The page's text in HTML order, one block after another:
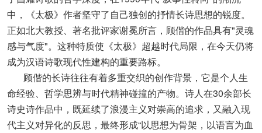
中，《太极》作者坚守了自己独创的抒情长诗思想的锐度。
正如北大教授、著名批评家谢冕所言，顾偕的作品具有"灵魂
感与气度"。这种特质使《太极》超越时代局限，在今天仍将
成为汉语诗歌现代性建构的重要路标。
顾偕的长诗往往有着多重交织的创作背景，它是个人生
命经验、哲学思辨与时代精神碰撞的产物。诗人在30余部长
诗史诗作品中，既延续了浪漫主义对崇高的追求，又融入现
代主义对异化的反思，最终形成“以思想为骨架，以语言为血